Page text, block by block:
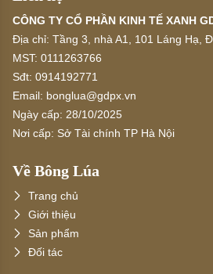
CÔNG TY CỔ PHẦN KINH TẾ XANH
Địa chỉ: Tầng 3, nhà A1, 101 Láng Hạ,
MST: 0111263766
Sđt: 0914192771
Email: bonglua@gdpx.vn
Ngày cấp: 28/10/2025
Nơi cấp: Sở Tài chính TP Hà Nội
Về Bông Lúa
Trang chủ
Giới thiệu
Sản phẩm
Đối tác